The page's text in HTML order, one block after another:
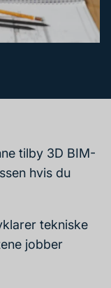
tilby 3D BIM-
hvis du
tekniske
jobber